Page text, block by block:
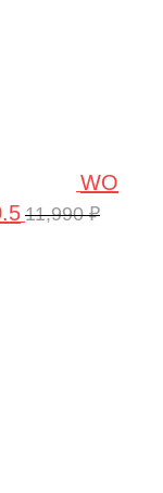
WO
11,990₽